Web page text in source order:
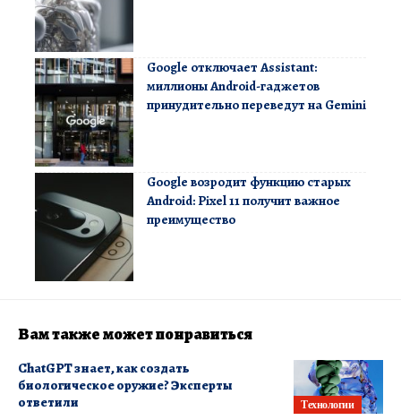
Google отключает Assistant:
миллионы Android-гаджетов
принудительно переведут на Gemini
Google возродит функцию старых
Android: Pixel 11 получит важное
преимущество
Вам также может понравиться
Технологии
ChatGPT знает, как создать
биологическое оружие? Эксперты
ответили